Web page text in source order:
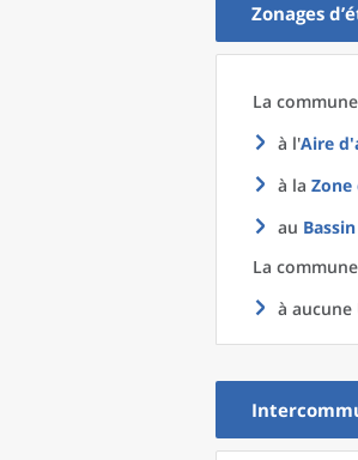
Zonages
La commune
à l'Aire
à la Zone
au
La commune
à